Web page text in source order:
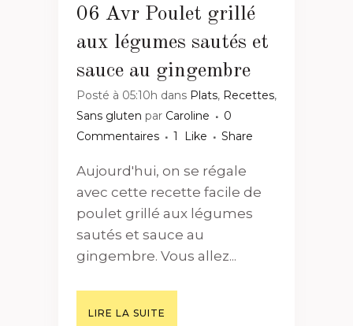
06 Avr Poulet grillé
aux légumes sautés et
sauce au gingembre
Posté à 05:10h dans Plats, Recettes,
Sans gluten par Caroline
0
Commentaires
1 Like Share
Aujourd'hui, on se régale
avec cette recette facile de
poulet grillé aux légumes
sautés et sauce au
gingembre. Vous allez...
LIRE LA SUITE